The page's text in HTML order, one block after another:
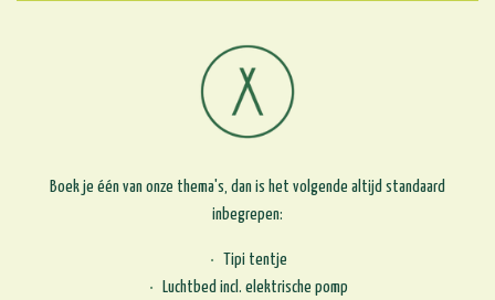
Boek je één van onze thema's, dan is het volgende altijd standaard
inbegrepen:
Tipi tentje
Luchtbed incl. elektrische pomp